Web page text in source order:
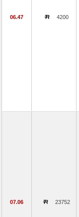
06.47 4200
07.06 23752